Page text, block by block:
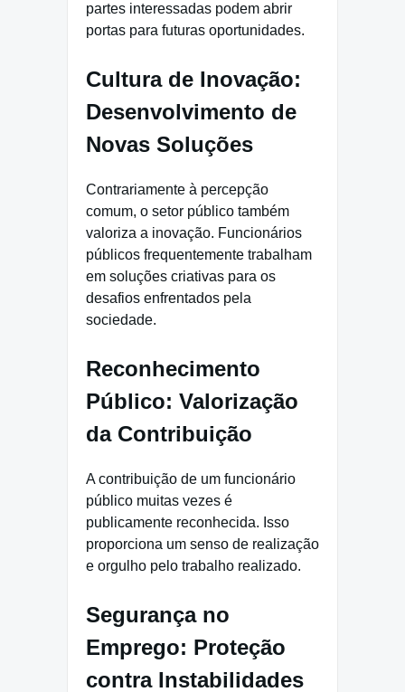
partes interessadas podem abrir
portas para futuras oportunidades.
Cultura de Inovação:
Desenvolvimento de
Novas Soluções
Contrariamente à percepção
comum, o setor público também
valoriza a inovação. Funcionários
públicos frequentemente trabalham
em soluções criativas para os
desafios enfrentados pela
sociedade.
Reconhecimento
Público: Valorização
da Contribuição
A contribuição de um funcionário
público muitas vezes é
publicamente reconhecida. Isso
proporciona um senso de realização
e orgulho pelo trabalho realizado.
Segurança no
Emprego: Proteção
contra Instabilidades